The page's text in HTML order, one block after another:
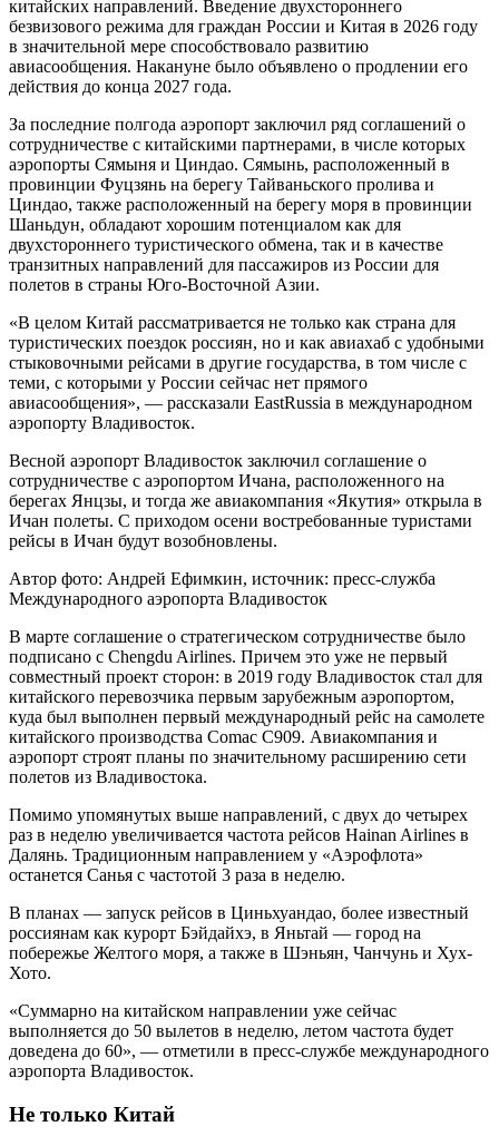
китайских направлений. Введение двухстороннего
безвизового режима для граждан России и Китая в 2026 году
в значительной мере способствовало развитию
авиасообщения. Накануне было объявлено о продлении его
действия до конца 2027 года.
За последние полгода аэропорт заключил ряд соглашений о
сотрудничестве с китайскими партнерами, в числе которых
аэропорты Сямыня и Циндао. Сямынь, расположенный в
провинции Фуцзянь на берегу Тайваньского пролива и
Циндао, также расположенный на берегу моря в провинции
Шаньдун, обладают хорошим потенциалом как для
двухстороннего туристического обмена, так и в качестве
транзитных направлений для пассажиров из России для
полетов в страны Юго-Восточной Азии.
«В целом Китай рассматривается не только как страна для
туристических поездок россиян, но и как авиахаб с удобными
стыковочными рейсами в другие государства, в том числе с
теми, с которыми у России сейчас нет прямого
авиасообщения», — рассказали EastRussia в международном
аэропорту Владивосток.
Весной аэропорт Владивосток заключил соглашение о
сотрудничестве с аэропортом Ичана, расположенного на
берегах Янцзы, и тогда же авиакомпания «Якутия» открыла в
Ичан полеты. С приходом осени востребованные туристами
рейсы в Ичан будут возобновлены.
Автор фото: Андрей Ефимкин, источник: пресс-служба
Международного аэропорта Владивосток
В марте соглашение о стратегическом сотрудничестве было
подписано с Chengdu Airlines. Причем это уже не первый
совместный проект сторон: в 2019 году Владивосток стал для
китайского перевозчика первым зарубежным аэропортом,
куда был выполнен первый международный рейс на самолете
китайского производства Comac C909. Авиакомпания и
аэропорт строят планы по значительному расширению сети
полетов из Владивостока.
Помимо упомянутых выше направлений, с двух до четырех
раз в неделю увеличивается частота рейсов Hainan Airlines в
Далянь. Традиционным направлением у «Аэрофлота»
останется Санья с частотой 3 раза в неделю.
В планах — запуск рейсов в Циньхуандао, более известный
россиянам как курорт Бэйдайхэ, в Яньтай — город на
побережье Желтого моря, а также в Шэньян, Чанчунь и Хух-
Хото.
«Суммарно на китайском направлении уже сейчас
выполняется до 50 вылетов в неделю, летом частота будет
доведена до 60», — отметили в пресс-службе международного
аэропорта Владивосток.
Не только Китай